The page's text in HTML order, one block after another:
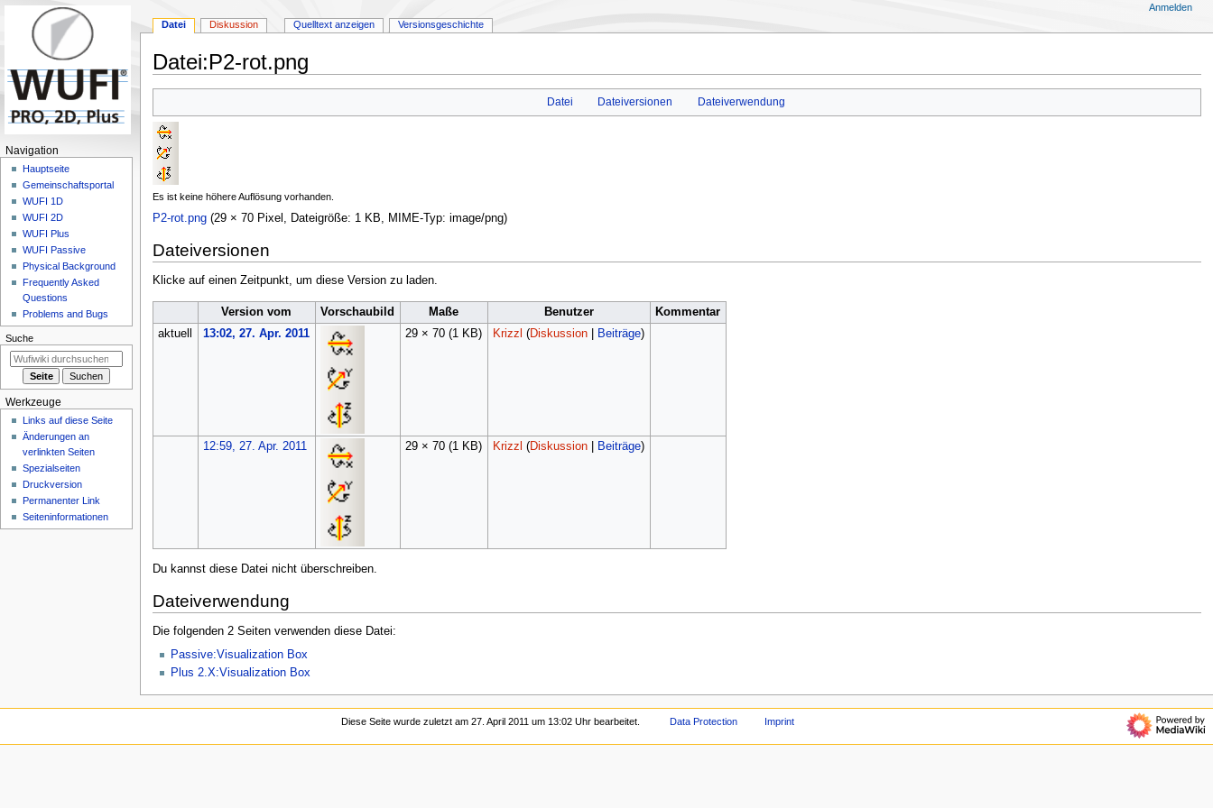
Datei:P2-rot.png
springen
springen
Datei Dateiversionen Dateiverwendung
Es ist keine höhere Auflösung vorhanden.
P2-rot.png (29 × 70 Pixel, Dateigröße: 1 KB, MIME-Typ: image/png)
Dateiversionen
Klicke auf einen Zeitpunkt, um diese Version zu laden.
Version vom Vorschaubild Maße Benutzer
Kommentar
aktuell
13:02, 27. Apr. 2011 29 × 70 (1 KB) Krizzl (Diskussion| Beiträge)
12:59, 27. Apr. 2011 29 × 70 (1 KB) Krizzl (Diskussion| Beiträge)
Du kannst diese Datei nicht überschreiben.
Dateiverwendung
Die folgenden 2 Seiten verwenden diese Datei:
Passive:Visualization Box
Plus 2.X:Visualization Box
N
n
s
m
e
n
Datei Diskussion Quelltext anzeigen Versionsgeschichte
Anmelden
Navigation
Hauptseite
Gemeinschafts­portal
WUFI 1D
WUFI 2D
WUFI Plus
WUFI Passive
Physical Background
Frequently Asked
Questions
Problems and Bugs
Suche
Werkzeuge
Links auf diese Seite
Änderungen an
verlinkten Seiten
Spezialseiten
Druckversion
Permanenter Link
Seiten­­informationen
Diese Seite wurde zuletzt am 27. April 2011 um 13:02 Uhr bearbeitet. Data Protection Imprint